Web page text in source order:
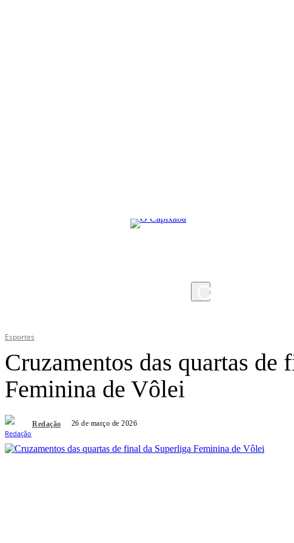
Esportes
Cruzamentos das quartas de
Feminina de Vôlei
Redação 26 de março de 2026